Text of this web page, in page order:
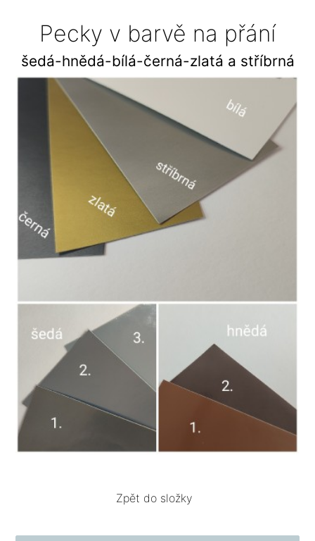
Pecky v barvě na přání
šedá-hnědá-bílá-černá-zlatá a stříbrná
Zpět do složky